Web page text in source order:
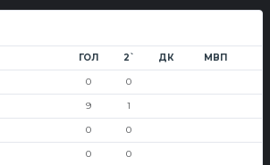
ГОЛ 2` ДК МВП
0 0
9 1
0 0
0 0